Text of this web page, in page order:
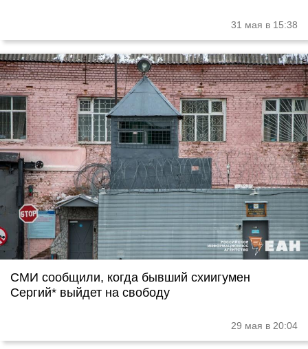
31 мая в 15:38
СМИ сообщили, когда бывший схиигумен
Сергий* выйдет на свободу
29 мая в 20:04